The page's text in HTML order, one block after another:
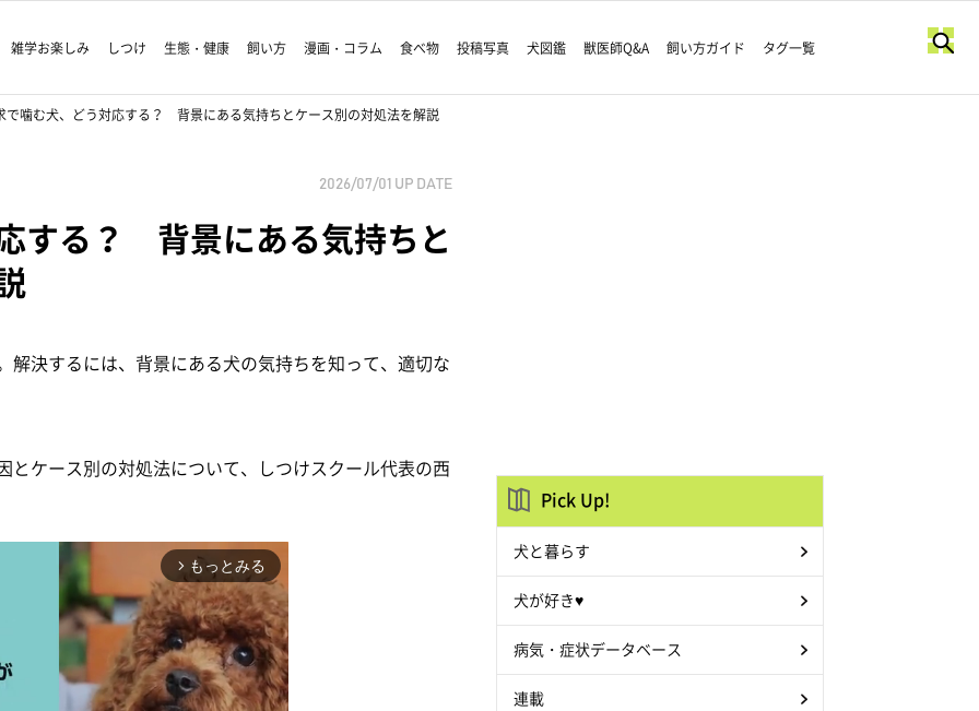
雑学お楽しみ しつけ 生態・健康 飼い方 漫画・コラム 食べ物 投稿写真 犬図鑑 獣医師Q&A 飼い方ガイド タグ一覧
で噛む犬、どう対応する？ 背景にある気持ちとケース別の対処法を解説
2026/07/01 UP DATE
する？ 背景にある気持ちと
解決するには、背景にある犬の気持ちを知って、適切な
とケース別の対処法について、しつけスクール代表の西
arrow_forward_ios もっとみる
Pick Up!
犬と暮らす
犬が好き♥
病気・症状データベース
連載